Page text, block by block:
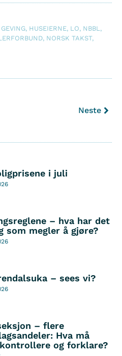
, HUSEIERNE, LO, NBBL ,
, NORSK TAKST,
Neste
i juli
– hva har det
som megler å gjøre?
– sees vi?
– flere
Hva må
og forklare?